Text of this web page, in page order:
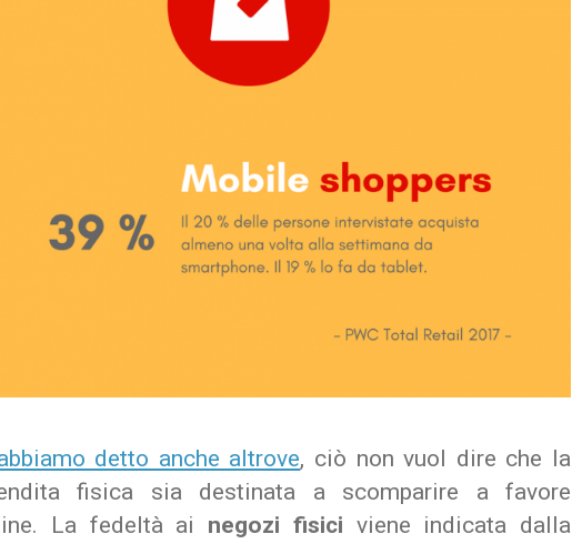
detto anche altrove, ciò non vuol dire che la
fisica sia destinata a scomparire a favore
La fedeltà ai negozi fisici viene indicata dalla